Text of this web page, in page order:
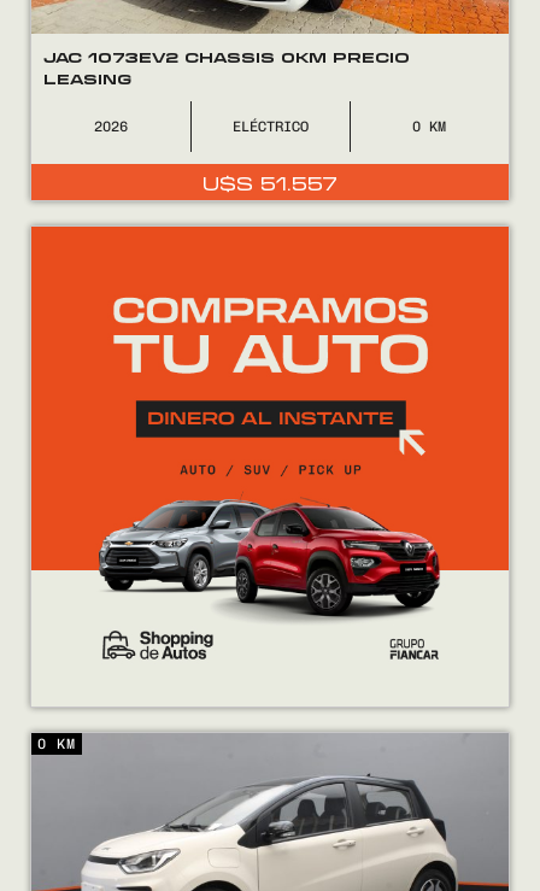
Encontranos en
JAC 1073EV2 CHASSIS 0KM PRECIO
LEASING
2026 ELÉCTRICO 0
U$S 51.557
0 KM